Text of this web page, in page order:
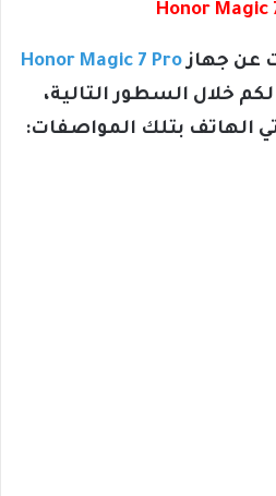
عن جهازHonor Magic 7 Pro
خلال السطور التالية،
الهاتف بتلك المواصفات: